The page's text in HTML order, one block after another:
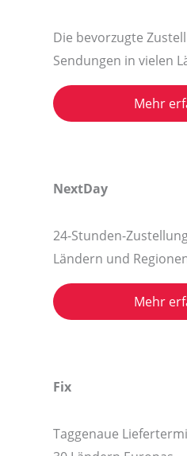
Die bevorzugte
Sendungen in vielen
Mehr
NextDay
24-Stunden-
Ländern und
Mehr
Fix
Taggenaue